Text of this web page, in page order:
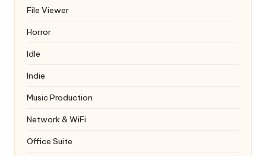
File Viewer
Horror
Idle
Indie
Music Production
Network & WiFi
Office Suite